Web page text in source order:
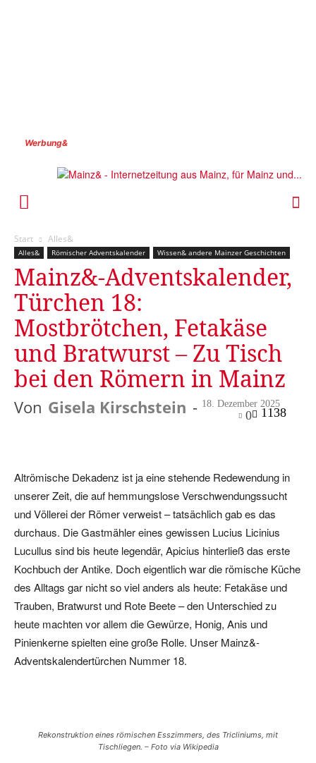
Werbung&
Start Alles&
Alles& Römischer Adventskalender Wissen& andere Mainzer Geschichten
Mainz&-Adventskalender,
Türchen 18:
Mostbrötchen, Fetakäse
und Bratwurst – Zu Tisch
bei den Römern in Mainz
Von Gisela Kirschstein - 18. Dezember 2025
1138
0
Altrömische Dekadenz ist ja eine stehende Redewendung in
unserer Zeit, die auf hemmungslose Verschwendungssucht
und Völlerei der Römer verweist – tatsächlich gab es das
durchaus. Die Gastmähler eines gewissen Lucius Licinius
Lucullus sind bis heute legendär, Apicius hinterließ das erste
Kochbuch der Antike. Doch eigentlich war die römische Küche
des Alltags gar nicht so viel anders als heute: Fetakäse und
Trauben, Bratwurst und Rote Beete – den Unterschied zu
heute machten vor allem die Gewürze, Honig, Anis und
Pinienkerne spielten eine große Rolle. Unser Mainz&-
Adventskalendertürchen Nummer 18.
Rekonstruktion eines römischen Esszimmers, des Tricliniums, mit
Tischliegen. – Foto via Wikipedia